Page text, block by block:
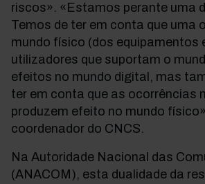
riscos». «Estamos perante uma
Temos de ter em conta que uma
mundo físico (dos equipamentos
utilizadores que suportam o
efeitos no mundo digital, mas
ter em conta que as ocorrências
produzem efeito no mundo
coordenador do CNCS.
Na Autoridade Nacional das
(ANACOM), esta dualidade da